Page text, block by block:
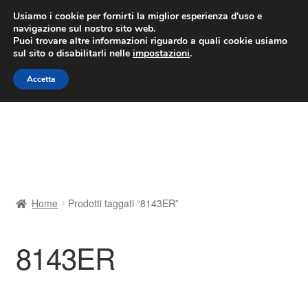
CONSEGNA da 7 EUR
Lun-Ven 9:00 - 16:00/800 580 290
Vai
alla
navigazione
Vai
al
contenuto
Contatto
Home Prodotti taggati “8143ER”
8143ER
Usiamo i cookie per fornirti la miglior esperienza d'uso e
navigazione sul nostro sito web.
Puoi trovare altre informazioni riguardo a quali cookie usiamo
sul sito o disabilitarli nelle impostazioni.
Accetta